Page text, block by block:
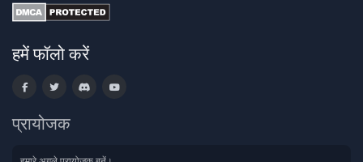
हमें फॉलो करें
प्रायोजक